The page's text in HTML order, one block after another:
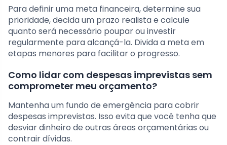
Para definir uma meta financeira, determine sua
prioridade, decida um prazo realista e calcule
quanto será necessário poupar ou investir
regularmente para alcançá-la. Divida a meta em
etapas menores para facilitar o progresso.
Como lidar com despesas imprevistas sem
comprometer meu orçamento?
Mantenha um fundo de emergência para cobrir
despesas imprevistas. Isso evita que você tenha que
desviar dinheiro de outras áreas orçamentárias ou
contrair dívidas.